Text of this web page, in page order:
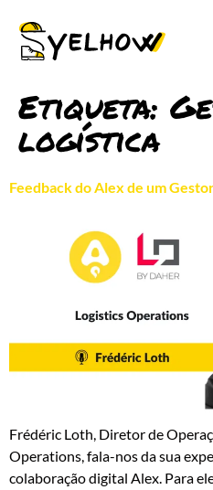
Etiqueta:
logística
Feedback do Alex de um
Frédéric Loth, Diretor de
Operations, fala-nos da sua
colaboração digital Alex. Para